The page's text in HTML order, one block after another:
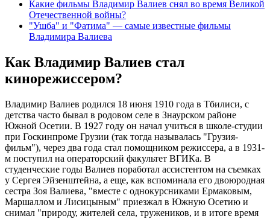
Какие фильмы Владимир Валиев снял во время Великой
Отечественной войны?
"Ушба" и "Фатима" — самые известные фильмы
Владимира Валиева
Как Владимир Валиев стал
кинорежиссером?
Владимир Валиев родился 18 июня 1910 года в Тбилиси, с
детства часто бывал в родовом селе в Знаурском районе
Южной Осетии. В 1927 году он начал учиться в школе-студии
при Госкинпроме Грузии (так тогда называлась "Грузия-
фильм"), через два года стал помощником режиссера, а в 1931-
м поступил на операторский факультет ВГИКа. В
студенческие годы Валиев поработал ассистентом на съемках
у Сергея Эйзенштейна, а еще, как вспоминала его двоюродная
сестра Зоя Валиева, "вместе с однокурсниками Ермаковым,
Маршаллом и Лисицыным" приезжал в Южную Осетию и
снимал "природу, жителей села, тружеников, и в итоге время